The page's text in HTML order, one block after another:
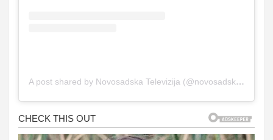
A post shared by Novosadska Televizija (@novosadskatelevizija)